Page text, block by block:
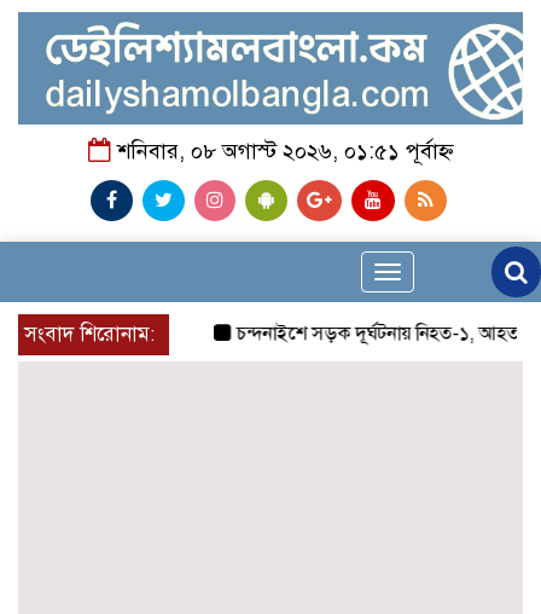
শনিবার, ০৮ অগাস্ট ২০২৬, ০১:৫১ পূর্বাহ্ন
Toggle
navigation
সংবাদ শিরোনাম:
চন্দনাইশে সড়ক দূর্ঘটনায় নিহত-১, আহত-২